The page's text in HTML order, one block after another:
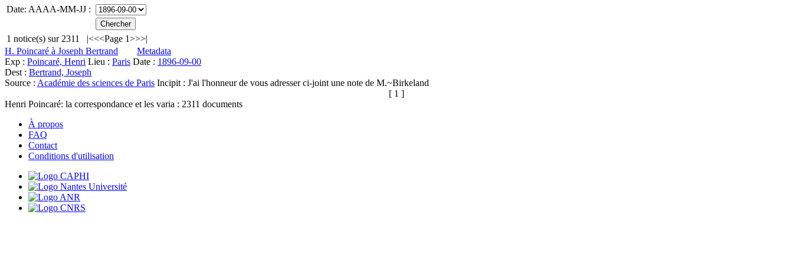
Date: AAAA-MM-JJ :
1 notice(s) sur 2311 |<<<Page 1>>>|
H. Poincaré à Joseph Bertrand
Metadata
Exp : Poincaré, Henri Lieu : Paris Date : 1896-09-00
Dest : Bertrand, Joseph
Source : Académie des sciences de Paris Incipit : J'ai l'honneur de vous adresser ci-joint une note de M.~Birkeland
[ 1 ]
Henri Poincaré: la correspondance et les varia : 2311 documents
À propos
FAQ
Contact
Conditions d'utilisation